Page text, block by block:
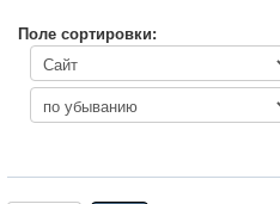
Поле сортировки: